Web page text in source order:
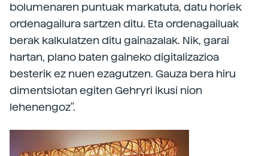
bolumenaren puntuak markatuta, datu horiek
ordenagailura sartzen ditu. Eta ordenagailuak
berak kalkulatzen ditu gainazalak. Nik, garai
hartan, plano baten gaineko digitalizazioa
besterik ez nuen ezagutzen. Gauza bera hiru
dimentsiotan egiten Gehryri ikusi nion
lehenengoz".